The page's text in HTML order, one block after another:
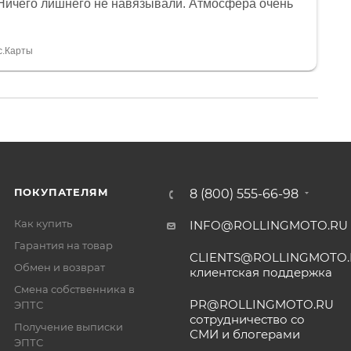
лишнего не навязывали. Атмосфера очень
Дмитрию, за клиентоориентированность и
ПОКУПАТЕЛЯМ
Как купить
Гарантия на товар
Обмен и возврат
Смена собственника в
ЭПТС
Получение выписки
ЭПТС
8 (800) 555-66-98
INFO@ROLLINGMOTO.RU
клиентская поддержка
PR@ROLLINGMOTO.RU
сотрудничество со
СМИ и блогерами